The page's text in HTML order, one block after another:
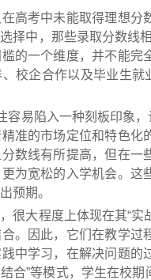
高考中未能取得理想
择中，那些录取分数线
的一个维度，并不能
校企合作以及毕业生
容易陷入一种刻板印象
准的市场定位和特色
数线有所提高，但在一
为宽松的入学机会。
预期。
很大程度上体现在其“
。因此，它们在教学
中学习，在解决问题的
结合”等模式，学生在校